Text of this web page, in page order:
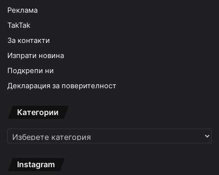
Реклама
TakTak
За контакти
Изпрати новина
Подкрепи ни
Декларация за поверителност
Категории
Категории
Instagram